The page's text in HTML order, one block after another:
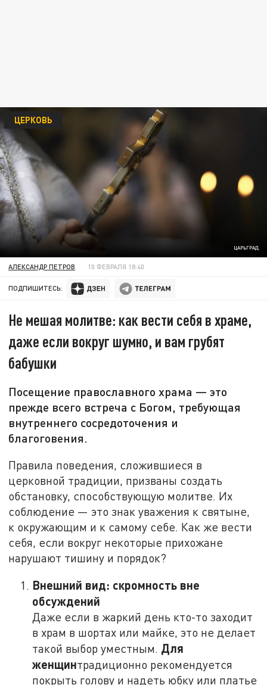
ЦАРЬГРАД
ЦЕРКОВЬ
АЛЕКСАНДР ПЕТРОВ 10 ФЕВРАЛЯ 18:40
ПОДПИШИТЕСЬ:
Не мешая молитве: как вести себя в храме,
даже если вокруг шумно, и вам грубят
бабушки
Посещение православного храма — это
прежде всего встреча с Богом, требующая
внутреннего сосредоточения и
благоговения.
Правила поведения, сложившиеся в
церковной традиции, призваны создать
обстановку, способствующую молитве. Их
соблюдение — это знак уважения к святыне,
к окружающим и к самому себе. Как же вести
себя, если вокруг некоторые прихожане
нарушают тишину и порядок?
Внешний вид: скромность вне
обсуждений
Даже если в жаркий день кто-то заходит
в храм в шортах или майке, это не делает
такой выбор уместным. Для
женщинтрадиционно рекомендуется
покрыть голову и надеть юбку или платье